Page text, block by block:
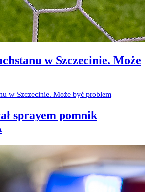
w Szczecinie. Może
sprayem pomnik